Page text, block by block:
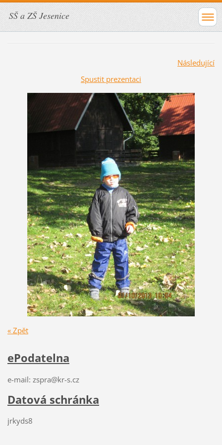
SŠ a ZŠ Jesenice
Následující
Spustit prezentaci
« Zpět
ePodatelna
e-mail: zspra@kr-s.cz
Datová schránka
jrkyds8